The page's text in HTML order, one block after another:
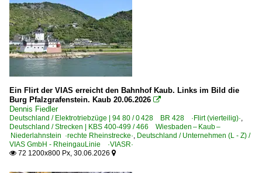
Elektrotriebzüge | 94 80
0 427 BR 427 ·Flirt (dreiteilig)·
0 428 BR 428 ·Flirt (vierteilig)·
0 429 BR 429.0 ·Flirt (fünfteilig)· Private
Regional- und Fernzüge
RB, RE Regionalbahn- und Regional-Express-Züge
Regionalzüge (Bundesländer)
Hessen
2026
Ein Flirt der VIAS erreicht den Bahnhof Kaub. Links im Bild die
Burg Pfalzgrafenstein. Kaub 20.06.2026 
Dennis Fiedler
Deutschland / Elektrotriebzüge | 94 80 / 0 428 BR 428 ·Flirt (vierteilig)·,
Deutschland / Strecken | KBS 400-499 / 466 Wiesbaden – Kaub –
Niederlahnstein ·rechte Rheinstrecke·, Deutschland / Unternehmen (L - Z) /
VIAS GmbH - RheingauLinie ·VIASR·
 72 1200x800 Px, 30.06.2026 